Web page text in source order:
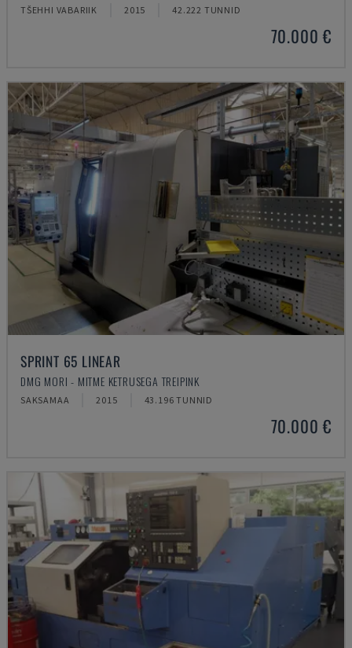
TŠEHHI VABARIIK 2015 42.222 TUNNID
70.000 €
SPRINT 65 LINEAR
DMG MORI - MITME KETRUSEGA TREIPINK
SAKSAMAA 2015 43.196 TUNNID
70.000 €